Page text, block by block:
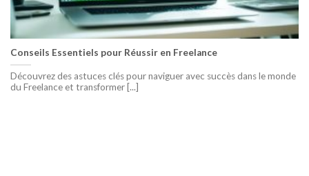
Conseils Essentiels pour Réussir en Freelance
Découvrez des astuces clés pour naviguer avec succès dans le monde
du Freelance et transformer [...]